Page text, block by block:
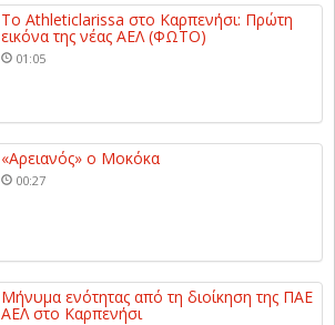
Το Athleticlarissa στο Καρπενήσι: Πρώτη
εικόνα της νέας ΑΕΛ (ΦΩΤΟ)
01:05
«Αρειανός» ο Μοκόκα
00:27
Μήνυμα ενότητας από τη διοίκηση της ΠΑΕ
ΑΕΛ στο Καρπενήσι